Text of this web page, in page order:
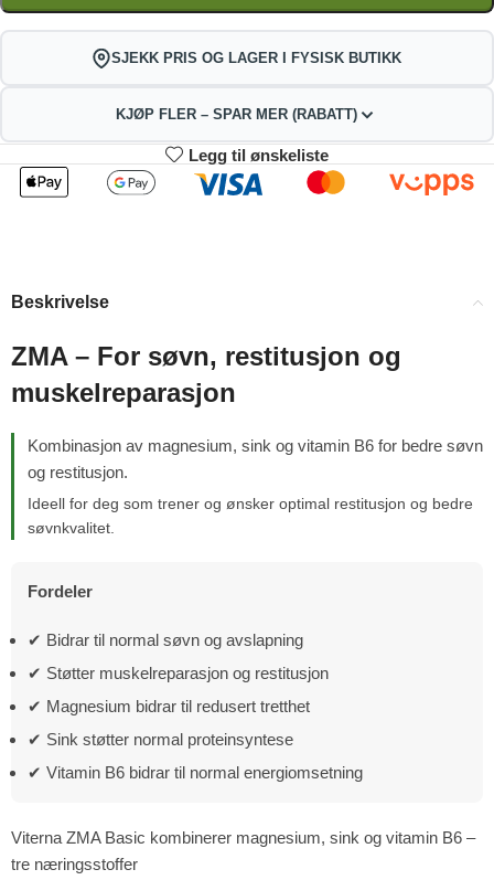
SJEKK PRIS OG LAGER I FYSISK BUTIKK
KJØP FLER – SPAR MER (RABATT)
2
176.22
kr
3-4
174.44
4%
Legg til ønskeliste
Beskrivelse
ZMA – For søvn, restitusjon og
muskelreparasjon
Kombinasjon av magnesium, sink og vitamin B6 for bedre søvn
og restitusjon.
Ideell for deg som trener og ønsker optimal restitusjon og bedre
søvnkvalitet.
Fordeler
✔ Bidrar til normal søvn og avslapning
✔ Støtter muskelreparasjon og restitusjon
✔ Magnesium bidrar til redusert tretthet
✔ Sink støtter normal proteinsyntese
✔ Vitamin B6 bidrar til normal energiomsetning
Viterna ZMA Basic kombinerer magnesium, sink og vitamin B6 –
tre næringsstoffer